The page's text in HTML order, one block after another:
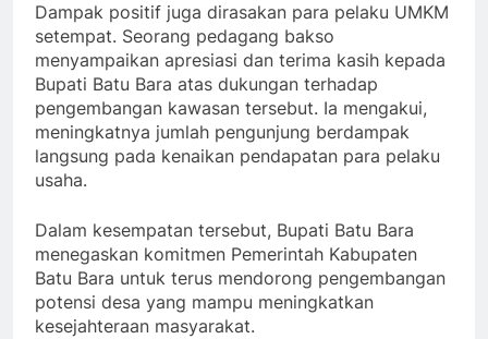
Dampak positif juga dirasakan para pelaku UMKM
setempat. Seorang pedagang bakso
menyampaikan apresiasi dan terima kasih kepada
Bupati Batu Bara atas dukungan terhadap
pengembangan kawasan tersebut. Ia mengakui,
meningkatnya jumlah pengunjung berdampak
langsung pada kenaikan pendapatan para pelaku
usaha.
Dalam kesempatan tersebut, Bupati Batu Bara
menegaskan komitmen Pemerintah Kabupaten
Batu Bara untuk terus mendorong pengembangan
potensi desa yang mampu meningkatkan
kesejahteraan masyarakat.